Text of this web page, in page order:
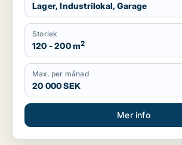
Lager, Industrilokal, Garage
Storlek
120 - 200 m2
Max. per månad
20 000 SEK
Mer info